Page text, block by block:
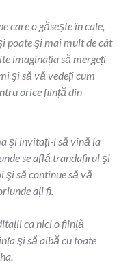
care o găsește în cale,
poate şi mai mult de cât
imaginația să mergeți
şi să vă vedeți cum
orice ființă din
şi invitați-l să vină la
se află trandafirul şi
şi să continue să vă
ați fi.
ca nici o ființă
şi să aibă cu toate